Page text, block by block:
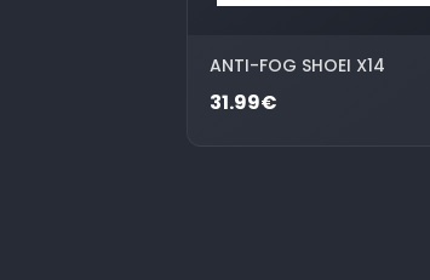
ANTI-FOG SHOEI X14
31.99€